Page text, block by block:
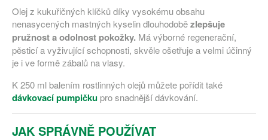
Olej z kukuřičných klíčků díky vysokému obsahu
nenasycených mastných kyselin dlouhodobězlepšuje
pružnost a odolnost pokožky. Má výborné regenerační,
pěsticí a vyživující schopnosti, skvěle ošetřuje a velmi účinný
je i ve formě zábalů na vlasy.
K 250 ml balením rostlinných olejů můžete pořídit také
dávkovací pumpičku pro snadnější dávkování.
JAK SPRÁVNĚ POUŽÍVAT